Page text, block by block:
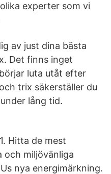
experter som vi
av just dina bästa
Det finns inget
luta utåt efter
trix säkerställer du
lång tid.
Hitta de mest
och miljövänliga
nya energimärkning.